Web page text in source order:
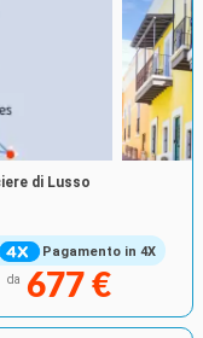
Pagamento in 4X
di Lusso
da 677 €